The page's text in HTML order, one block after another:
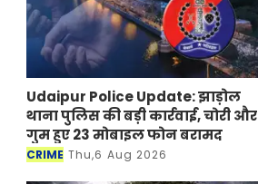
Udaipur Police Update: झाड़ोल
थाना पुलिस की बड़ी कार्रवाई, चोरी और
गुम हुए 23 मोबाइल फोन बरामद
CRIME Thu,6 Aug 2026